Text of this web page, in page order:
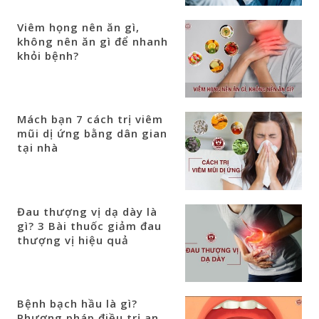
Viêm họng nên ăn gì,
không nên ăn gì để nhanh
khỏi bệnh?
Mách bạn 7 cách trị viêm
mũi dị ứng bằng dân gian
tại nhà
Đau thượng vị dạ dày là
gì? 3 Bài thuốc giảm đau
thượng vị hiệu quả
Bệnh bạch hầu là gì?